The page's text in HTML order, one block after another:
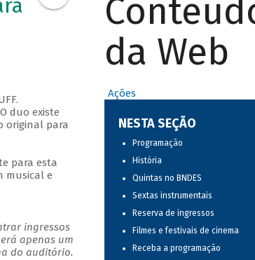
duo existe
original para
para esta
musical e
ingressos
apenas um
do auditório.
da Web
Ações
NESTA SEÇÃO
Programação
História
Quintas no BNDES
Sextas instrumentais
Reserva de ingressos
Filmes e festivais de cinema
Receba a programação